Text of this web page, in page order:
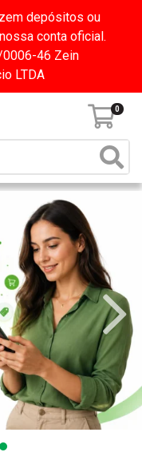
depósitos ou
conta oficial.
0006-46 Zein
LTDA
0